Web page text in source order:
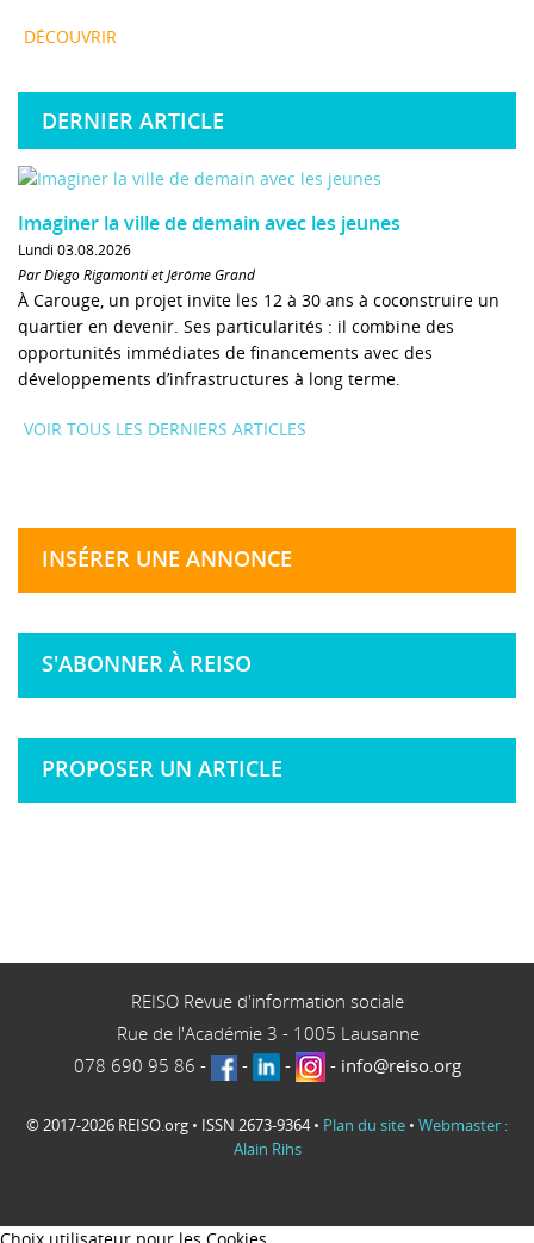
DÉCOUVRIR
DERNIER ARTICLE
Imaginer la ville de demain avec les jeunes
Lundi 03.08.2026
Par Diego Rigamonti et Jérôme Grand
À Carouge, un projet invite les 12 à 30 ans à coconstruire un
quartier en devenir. Ses particularités : il combine des
opportunités immédiates de financements avec des
développements d’infrastructures à long terme.
VOIR TOUS LES DERNIERS ARTICLES
INSÉRER UNE ANNONCE
S'ABONNER À REISO
PROPOSER UN ARTICLE
REISO Revue d'information sociale
Rue de l'Académie 3 - 1005 Lausanne
078 690 95 86 - - - - info@reiso.org
© 2017-2026 REISO.org • ISSN 2673-9364 • Plan du site • Webmaster :
Alain Rihs